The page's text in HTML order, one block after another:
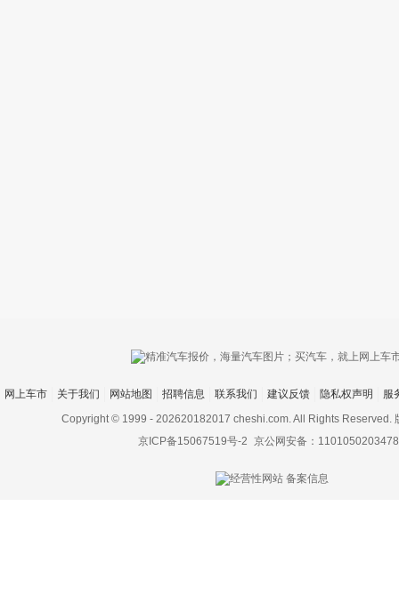
上传图片最多
网上车市 关于我们 网站地图 招聘信息 联系我们 建议反馈 隐私权声明
服
Copyright © 1999 - 202620182017 cheshi.com. All Rights Reserved.
京ICP备15067519号-2 京公网安备：